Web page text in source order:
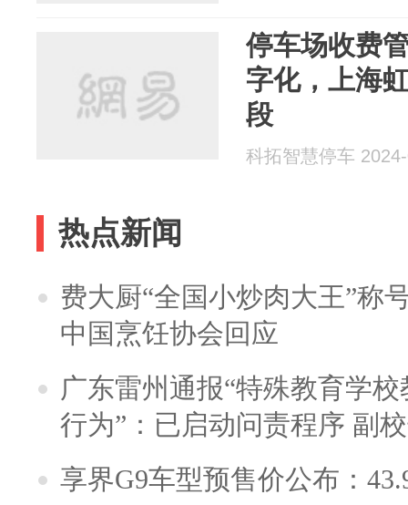
停车场收费
字化，上海
段
科拓智慧停车
热点新闻
费大厨“全国小炒肉大王”称
中国烹饪协会回应
广东雷州通报“特殊教育学
行为”：已启动问责程序 副
享界G9车型预售价公布：